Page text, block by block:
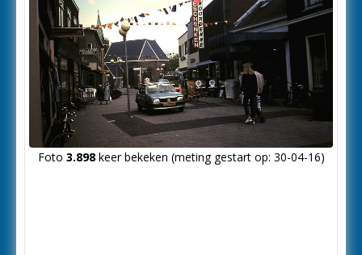
Foto 3.898keer bekeken (meting gestart op: 30-04-16)